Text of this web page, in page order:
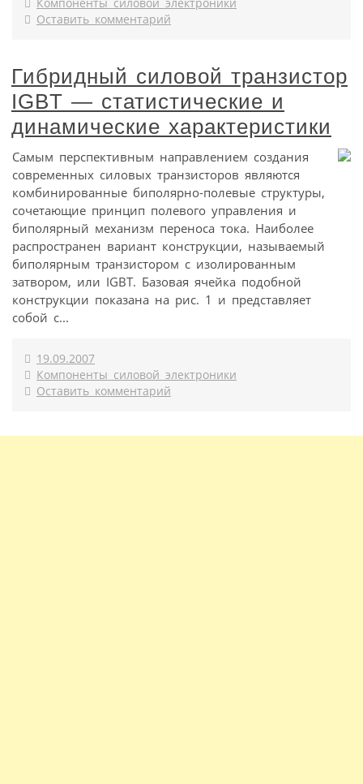
Компоненты силовой электроники
Оставить комментарий
Гибридный силовой транзистор
IGBT — статистические и
динамические характеристики
Самым перспективным направлением создания
современных силовых транзисторов являются
комбинированные биполярно-полевые структуры,
сочетающие принцип полевого управления и
биполярный механизм переноса тока. Наиболее
распространен вариант конструкции, называемый
биполярным транзистором с изолированным
затвором, или IGBT. Базовая ячейка подобной
конструкции показана на рис. 1 и представляет
собой с...
19.09.2007
Компоненты силовой электроники
Оставить комментарий